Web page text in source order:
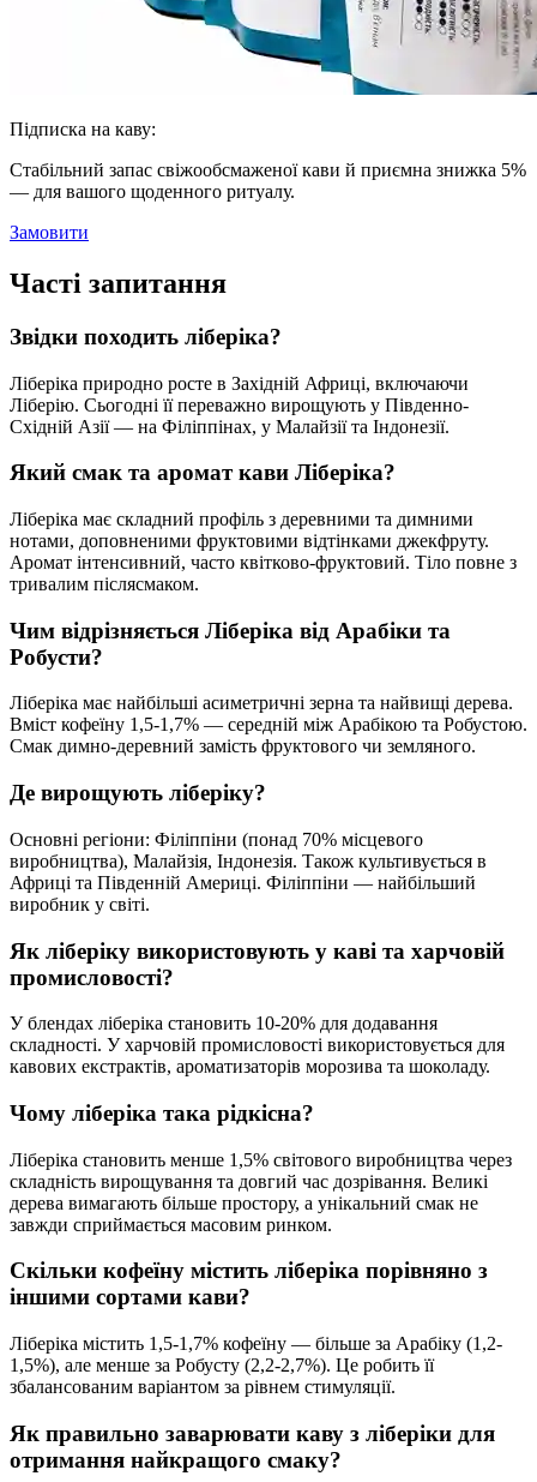
Підписка на каву:
Стабільний запас свіжообсмаженої кави й приємна знижка 5%
— для вашого щоденного ритуалу.
Замовити
Часті запитання
Звідки походить ліберіка?
Ліберіка природно росте в Західній Африці, включаючи
Ліберію. Сьогодні її переважно вирощують у Південно-
Східній Азії — на Філіппінах, у Малайзії та Індонезії.
Який смак та аромат кави Ліберіка?
Ліберіка має складний профіль з деревними та димними
нотами, доповненими фруктовими відтінками джекфруту.
Аромат інтенсивний, часто квітково-фруктовий. Тіло повне з
тривалим післясмаком.
Чим відрізняється Ліберіка від Арабіки та
Робусти?
Ліберіка має найбільші асиметричні зерна та найвищі дерева.
Вміст кофеїну 1,5-1,7% — середній між Арабікою та Робустою.
Смак димно-деревний замість фруктового чи земляного.
Де вирощують ліберіку?
Основні регіони: Філіппіни (понад 70% місцевого
виробництва), Малайзія, Індонезія. Також культивується в
Африці та Південній Америці. Філіппіни — найбільший
виробник у світі.
Як ліберіку використовують у каві та харчовій
промисловості?
У блендах ліберіка становить 10-20% для додавання
складності. У харчовій промисловості використовується для
кавових екстрактів, ароматизаторів морозива та шоколаду.
Чому ліберіка така рідкісна?
Ліберіка становить менше 1,5% світового виробництва через
складність вирощування та довгий час дозрівання. Великі
дерева вимагають більше простору, а унікальний смак не
завжди сприймається масовим ринком.
Скільки кофеїну містить ліберіка порівняно з
іншими сортами кави?
Ліберіка містить 1,5-1,7% кофеїну — більше за Арабіку (1,2-
1,5%), але менше за Робусту (2,2-2,7%). Це робить її
збалансованим варіантом за рівнем стимуляції.
Як правильно заварювати каву з ліберіки для
отримання найкращого смаку?